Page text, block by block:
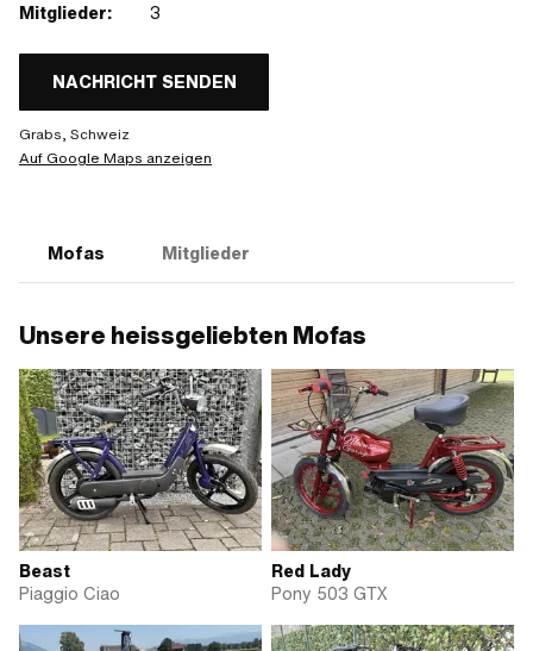
Mitglieder:
3
NACHRICHT SENDEN
Grabs, Schweiz
Auf Google Maps anzeigen
Mofas Mitglieder
Unsere heissgeliebten Mofas
Beast
Piaggio Ciao
Red Lady
Pony 503 GTX